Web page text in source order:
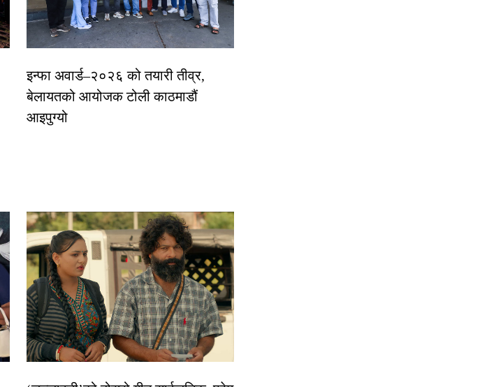
इन्फा अवार्ड–२०२६ को तयारी तीव्र,
बेलायतको आयोजक टोली काठमाडौं
आइपुग्यो